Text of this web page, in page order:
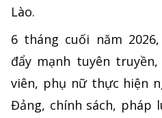
Lào.
6 tháng cuối năm
đẩy mạnh tuyên
viên, phụ nữ thực hiện
Đảng, chính sách, pháp